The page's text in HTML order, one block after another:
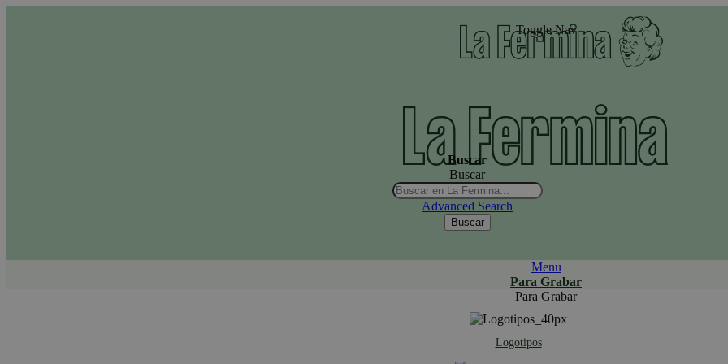
Toggle Nav
Buscar
Buscar
Advanced Search
Buscar
Menu
Para Grabar
Para Grabar
Logotipos